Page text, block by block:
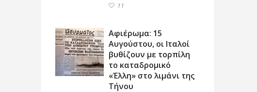
11
Αφιέρωμα: 15
Αυγούστου, οι Ιταλοί
βυθίζουν με τορπίλη
το καταδρομικό
«Έλλη» στο λιμάνι της
Τήνου